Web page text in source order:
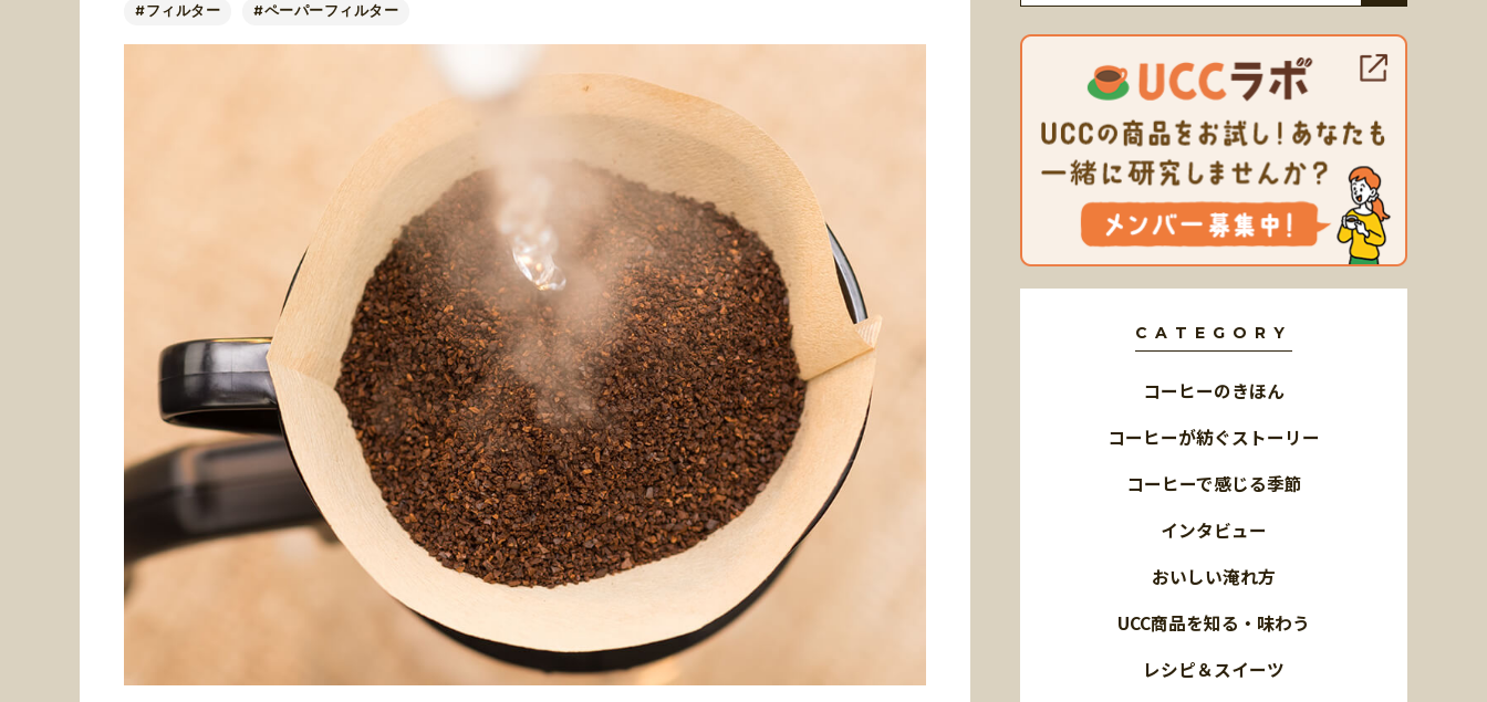
#フィルター
#ペーパーフィルター
CATEGORY
コーヒーのきほん
コーヒーが紡ぐストーリー
コーヒーで感じる季節
インタビュー
おいしい淹れ方
UCC商品を知る・味わう
レシピ＆スイーツ